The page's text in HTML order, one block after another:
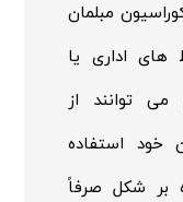
مبلمان
اداری یا
توانند از
خود استفاده
بر شکل صرفاً